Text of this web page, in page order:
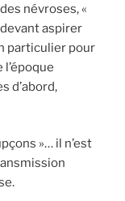
névroses, «
aspirer
particulier pour
l’époque
d’abord,
»… il n’est